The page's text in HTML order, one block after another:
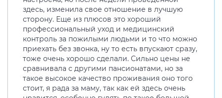
здесь, изменила свое отношение в лучшую
сторону. Еще из плюсов это хороший
профессиональный уход и медицинский
контроль за пожилыми людьми и то что можно
приехать без звонка, ну то есть впускают сразу,
тоже очень хорошо сделали. Сильно цены не
сравнивала с другими пансионатами, но за
такое высокое качество проживания оно того
стоит, я рада за маму, так как ей здесь очень